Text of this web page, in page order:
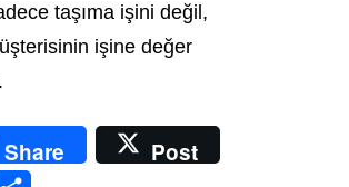
taşıma işini değil,
işine değer
Share
Post